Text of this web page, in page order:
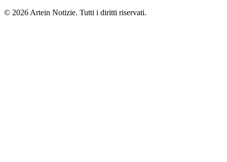
© 2026 Artein Notizie. Tutti i diritti riservati.